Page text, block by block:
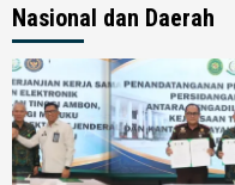
Nasional dan Daerah